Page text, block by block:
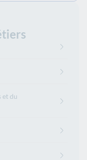
et du